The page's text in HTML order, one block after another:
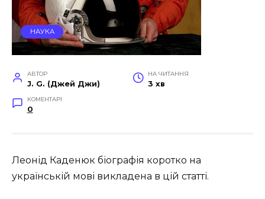
НАУКА
АВТОР
J. G. (Джей Джи)
НА ЧИТАННЯ
3 хв
КОМЕНТАРІ
0
Леонід Каденюк біографія коротко на
українській мові викладена в цій статті.